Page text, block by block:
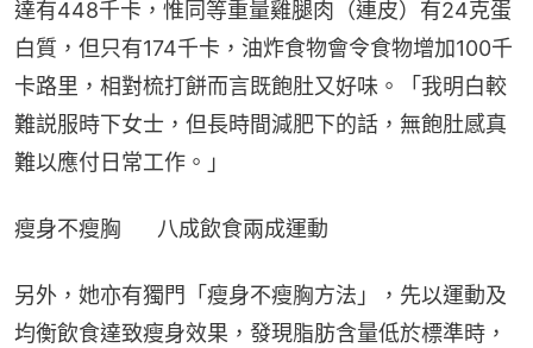
達有448千卡，惟同等重量雞腿肉（連皮）有24克蛋
白質，但只有174千卡，油炸食物會令食物增加100千
卡路里，相對梳打餅而言既飽肚又好味。「我明白較
難説服時下女士，但長時間減肥下的話，無飽肚感真
難以應付日常工作。」
瘦身不瘦胸      八成飲食兩成運動
另外，她亦有獨門「瘦身不瘦胸方法」，先以運動及
均衡飲食達致瘦身效果，發現脂肪含量低於標準時，